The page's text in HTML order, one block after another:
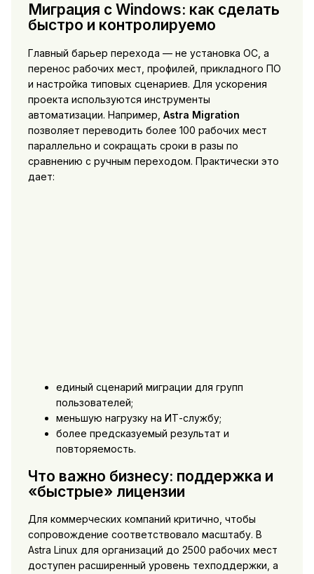
Миграция с Windows: как сделать
быстро и контролируемо
Главный барьер перехода — не установка ОС, а
перенос рабочих мест, профилей, прикладного ПО
и настройка типовых сценариев. Для ускорения
проекта используются инструменты
автоматизации. Например, Astra Migration
позволяет переводить более 100 рабочих мест
параллельно и сокращать сроки в разы по
сравнению с ручным переходом. Практически это
дает:
единый сценарий миграции для групп
пользователей;
меньшую нагрузку на ИТ-службу;
более предсказуемый результат и
повторяемость.
Что важно бизнесу: поддержка и
«быстрые» лицензии
Для коммерческих компаний критично, чтобы
сопровождение соответствовало масштабу. В
Astra Linux для организаций до 2500 рабочих мест
доступен расширенный уровень техподдержки, а